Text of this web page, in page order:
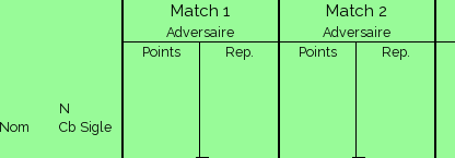
Nom
N
Cb Sigle
Match 1
Adversaire
Points
Rep.
Match 2
Adversaire
Points
Rep.